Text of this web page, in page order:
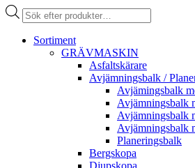
Produktsökning
Sortiment
GRÄV­MASKIN
Asfalt­skärare
Avjämnings­balk /
Avjämingsbalk
Avjämningsbalk
Avjämningsbalk
Avjämningsbalk
Planerings­balk
Berg­skopa